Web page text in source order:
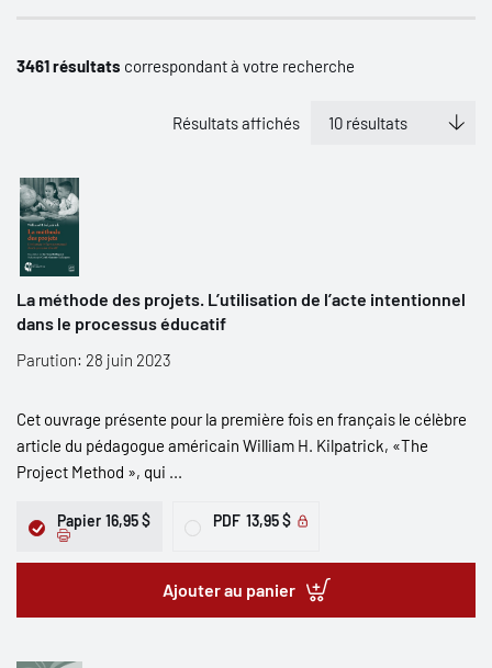
3461 résultats correspondant à votre recherche
Résultats affichés
La méthode des projets. L’utilisation de l’acte intentionnel
dans le processus éducatif
Parution: 28 juin 2023
Cet ouvrage présente pour la première fois en français le célèbre
article du pédagogue américain William H. Kilpatrick, «The
Project Method », qui ...
Papier 16,95 $ PDF 13,95 $
Ajouter au panier